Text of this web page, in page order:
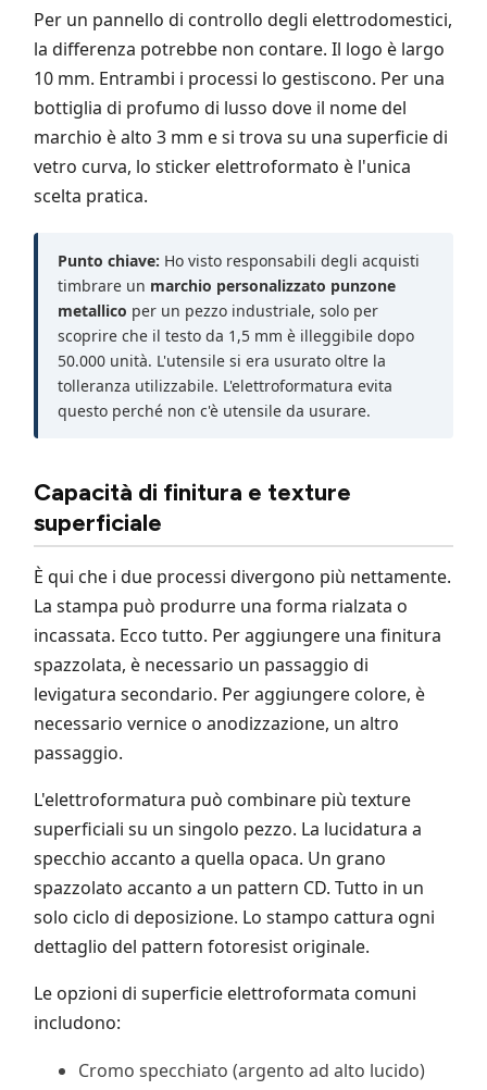
Per un pannello di controllo degli elettrodomestici,
la differenza potrebbe non contare. Il logo è largo
10 mm. Entrambi i processi lo gestiscono. Per una
bottiglia di profumo di lusso dove il nome del
marchio è alto 3 mm e si trova su una superficie di
vetro curva, lo sticker elettroformato è l'unica
scelta pratica.
Punto chiave: Ho visto responsabili degli acquisti
timbrare un marchio personalizzato punzone
metallico per un pezzo industriale, solo per
scoprire che il testo da 1,5 mm è illeggibile dopo
50.000 unità. L'utensile si era usurato oltre la
tolleranza utilizzabile. L'elettroformatura evita
questo perché non c'è utensile da usurare.
Capacità di finitura e texture
superficiale
È qui che i due processi divergono più nettamente.
La stampa può produrre una forma rialzata o
incassata. Ecco tutto. Per aggiungere una finitura
spazzolata, è necessario un passaggio di
levigatura secondario. Per aggiungere colore, è
necessario vernice o anodizzazione, un altro
passaggio.
L'elettroformatura può combinare più texture
superficiali su un singolo pezzo. La lucidatura a
specchio accanto a quella opaca. Un grano
spazzolato accanto a un pattern CD. Tutto in un
solo ciclo di deposizione. Lo stampo cattura ogni
dettaglio del pattern fotoresist originale.
Le opzioni di superficie elettroformata comuni
includono:
Cromo specchiato (argento ad alto lucido)